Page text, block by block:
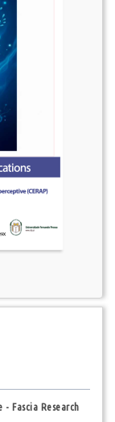
Fascia Research